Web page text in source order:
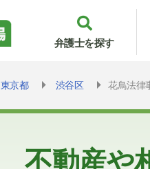
弁護士を探す
東京都 渋谷区 花鳥法律
不動産や